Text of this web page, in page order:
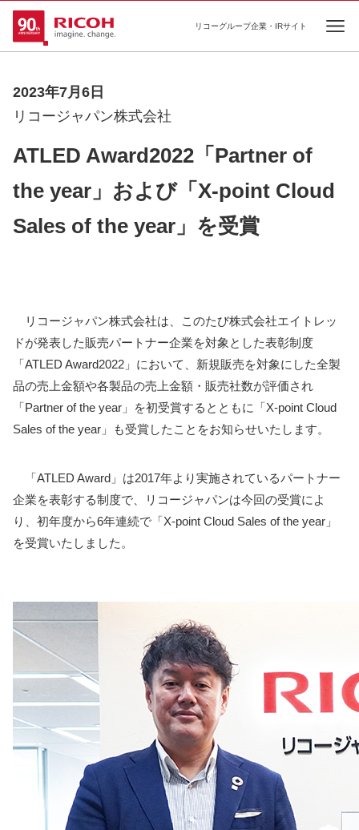
リコーグループ企業・IRサイト
2023年7月6日
リコージャパン株式会社
ATLED Award2022「Partner of
the year」および「X-point Cloud
Sales of the year」を受賞
リコージャパン株式会社は、このたび株式会社エイトレッ
ドが発表した販売パートナー企業を対象とした表彰制度
「ATLED Award2022」において、新規販売を対象にした全製
品の売上金額や各製品の売上金額・販売社数が評価され
「Partner of the year」を初受賞するとともに「X-point Cloud
Sales of the year」も受賞したことをお知らせいたします。
「ATLED Award」は2017年より実施されているパートナー
企業を表彰する制度で、リコージャパンは今回の受賞によ
り、初年度から6年連続で「X-point Cloud Sales of the year」
を受賞いたしました。